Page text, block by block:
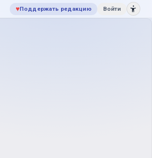
♥Поддержать редакцию Войти